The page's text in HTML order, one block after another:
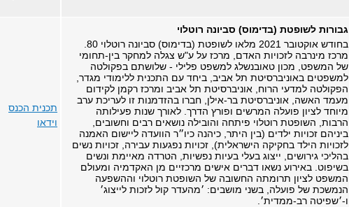
גבורות לשופטת (בדימוס) סביונה רוטלוי
מרכז מינרבה לזכויות האדם, מרכז על ע"ש צגלה למחקר בין-תחומי
של המשפט, מכון טאובנשלג למשפט פלילי - שלושתם בפקולטה
למשפטים באוניברסיטת תל אביב, ביחד עם התכנית ללימודי מגדר,
הפקולטה למדעי הרוח, אוניברסיטת תל אביב ומרכז רקמן לקידום
מעמד האשה, אוניברסיטת בר-אילן, חברו בהזדמנות זו לעריכת ערב
מיוחד לציון פועלה המרשים ופורץ הדרך. לאורך שנות פעילותה
הרבות, השופטת רוטלוי פיתחה והובילה נושאים רבים וחשובים,
ביניהם זכויות ילדים (בין היתר, כיהנה כיו״ר הוועדה ליישום האמנה
לזכויות הילד בחקיקה הישראלית), זכויות נפגעות עבירה, זכויות נשים
בהליכי גירושים, ייצוג בעלי בעיות נפשיות, הטרדה מאיימת ונשים
בשיפוט. באירוע נשאו דברים אישים מרכזיים מן האקדמיה ומעולם
המשפט לציון תרומתה החשובה של השופטת רוטלוי וההשפעה
הנמשכת של פועלה, בשני מושבים: ׳מהעדר קול לזכות לייצוג׳
ו-׳שפיטה רב-ממדית׳
תכנית הכנס
וידאו